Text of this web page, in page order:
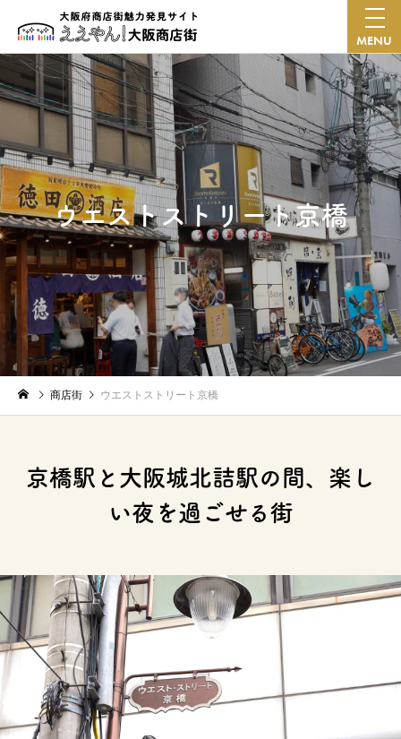
MENU
ウエストストリート京橋
商店街 ウエストストリート京橋
京橋駅と大阪城北詰駅の間、楽し
い夜を過ごせる街